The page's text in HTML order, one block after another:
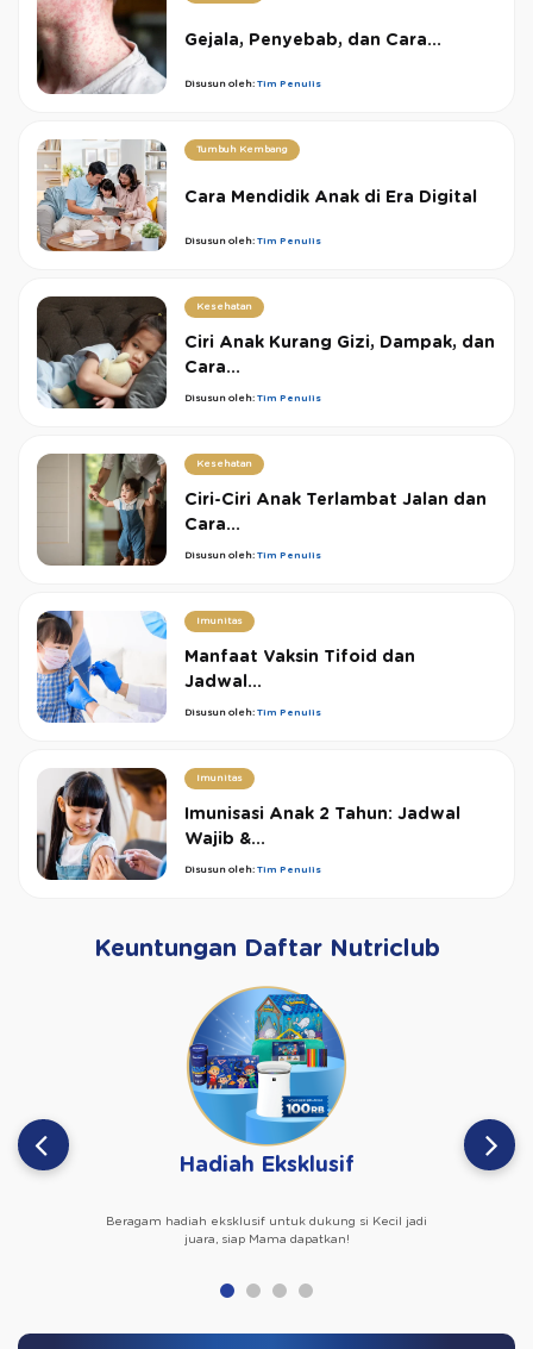
Gejala, Penyebab, dan Cara...
Disusun oleh: Tim Penulis
Tumbuh Kembang
Cara Mendidik Anak di Era Digital
Disusun oleh: Tim Penulis
Kesehatan
Ciri Anak Kurang Gizi, Dampak, dan
Cara...
Disusun oleh: Tim Penulis
Kesehatan
Ciri-Ciri Anak Terlambat Jalan dan
Cara...
Disusun oleh: Tim Penulis
Imunitas
Manfaat Vaksin Tifoid dan
Jadwal...
Disusun oleh: Tim Penulis
Imunitas
Imunisasi Anak 2 Tahun: Jadwal
Wajib &...
Disusun oleh: Tim Penulis
Keuntungan Daftar Nutriclub
Hadiah Eksklusif
Beragam hadiah eksklusif untuk dukung si Kecil jadi
juara, siap Mama dapatkan!